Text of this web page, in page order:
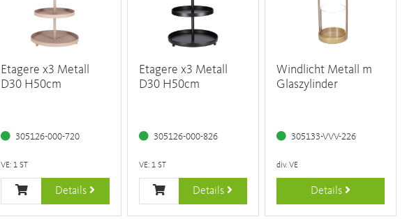
Etagere x3 Metall
D30 H50cm
305126-000-720
VE: 1 ST
Details
Etagere x3 Metall
D30 H50cm
305126-000-826
VE: 1 ST
Details
Windlicht Metall m
Glaszylinder
305133-VVV-226
div. VE
Details